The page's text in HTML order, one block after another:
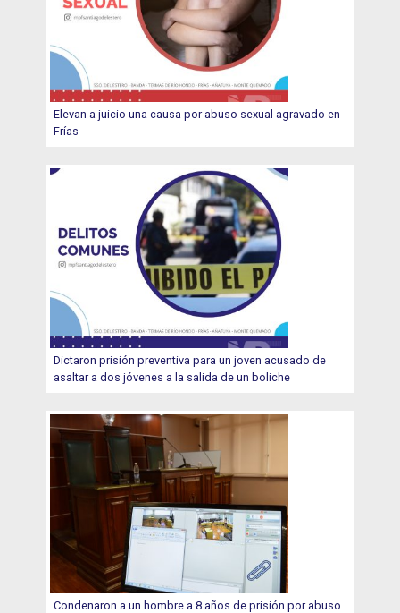
Elevan a juicio una causa por abuso sexual agravado en
Frías
Dictaron prisión preventiva para un joven acusado de
asaltar a dos jóvenes a la salida de un boliche
Condenaron a un hombre a 8 años de prisión por abuso